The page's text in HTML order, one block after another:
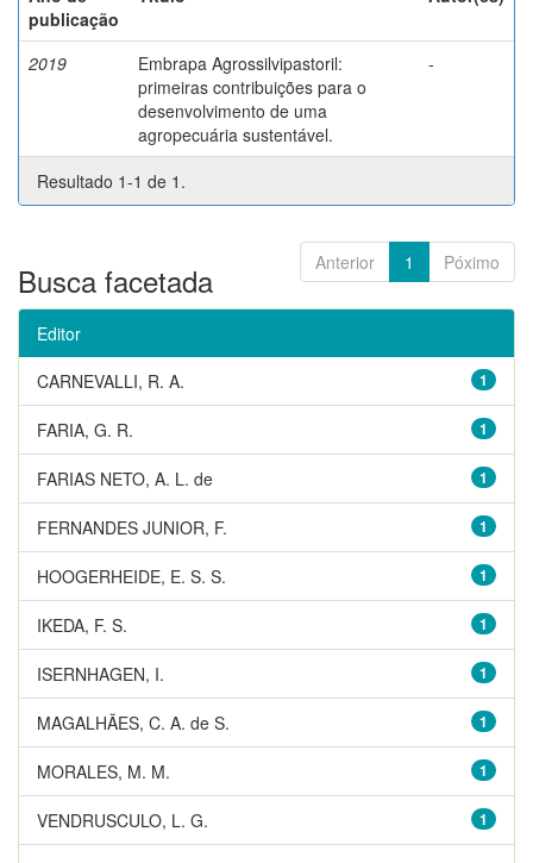
publicação
2019
Embrapa Agrossilvipastoril:
primeiras contribuições para o
desenvolvimento de uma
agropecuária sustentável.
-
Resultado 1-1 de 1.
Anterior 1 Póximo
Busca facetada
Editor
1
CARNEVALLI, R. A.
1
FARIA, G. R.
1
FARIAS NETO, A. L. de
1
FERNANDES JUNIOR, F.
1
HOOGERHEIDE, E. S. S.
1
IKEDA, F. S.
1
ISERNHAGEN, I.
1
MAGALHÃES, C. A. de S.
1
MORALES, M. M.
1
VENDRUSCULO, L. G.